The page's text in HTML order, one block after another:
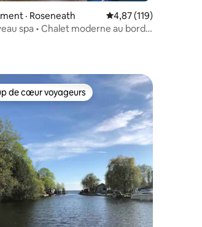
sur 5, 108 commentaires
· Roseneath Note moyenne de
4,87 (119)
spa • Chalet moderne au bord
de cœur voyageurs
de cœur voyageurs